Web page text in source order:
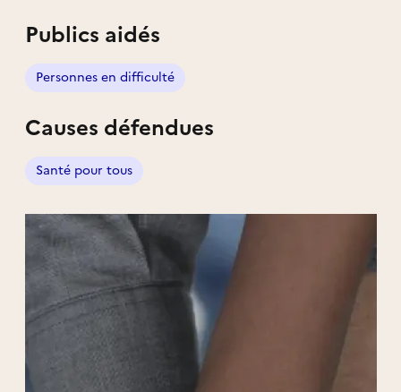
être, santé, permanence juridique et cours
de français, par exemple, sont quelques-unes
parmi de nombreuses catégories de services
Publics aidés
Personnes en difficulté
Causes défendues
Santé pour tous